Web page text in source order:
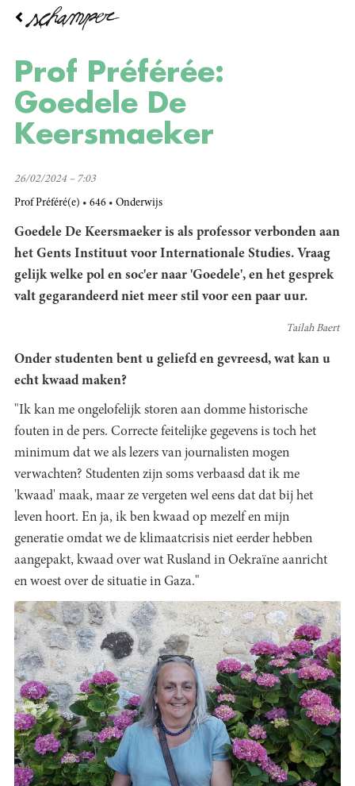
Overslaan
inhoud
gaanProf Préférée:
Goedele De
Keersmaeker
26/02/2024 – 7:03
Prof Préféré(e) 646 Onderwijs
Goedele De Keersmaeker is als professor verbonden aan
het Gents Instituut voor Internationale Studies. Vraag
gelijk welke pol en soc'er naar 'Goedele', en het gesprek
valt gegarandeerd niet meer stil voor een paar uur.
Tailah Baert
Onder studenten bent u geliefd en gevreesd, wat kan u
echt kwaad maken?
"Ik kan me ongelofelijk storen aan domme historische
fouten in de pers. Correcte feitelijke gegevens is toch het
minimum dat we als lezers van journalisten mogen
verwachten? Studenten zijn soms verbaasd dat ik me
'kwaad' maak, maar ze vergeten wel eens dat dat bij het
leven hoort. En ja, ik ben kwaad op mezelf en mijn
generatie omdat we de klimaatcrisis niet eerder hebben
aangepakt, kwaad over wat Rusland in Oekraïne aanricht
en woest over de situatie in Gaza."